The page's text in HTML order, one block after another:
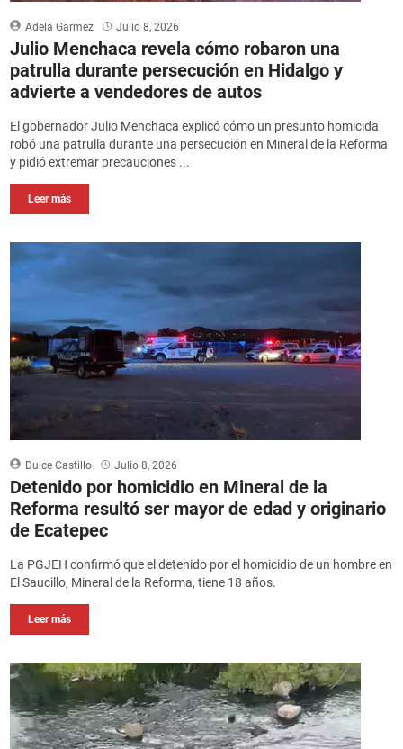
Adela Garmez Julio 8, 2026
Julio Menchaca revela cómo robaron una
patrulla durante persecución en Hidalgo y
advierte a vendedores de autos
El gobernador Julio Menchaca explicó cómo un presunto homicida
robó una patrulla durante una persecución en Mineral de la Reforma
y pidió extremar precauciones ...
Leer más
Dulce Castillo Julio 8, 2026
Detenido por homicidio en Mineral de la
Reforma resultó ser mayor de edad y originario
de Ecatepec
La PGJEH confirmó que el detenido por el homicidio de un hombre en
El Saucillo, Mineral de la Reforma, tiene 18 años.
Leer más